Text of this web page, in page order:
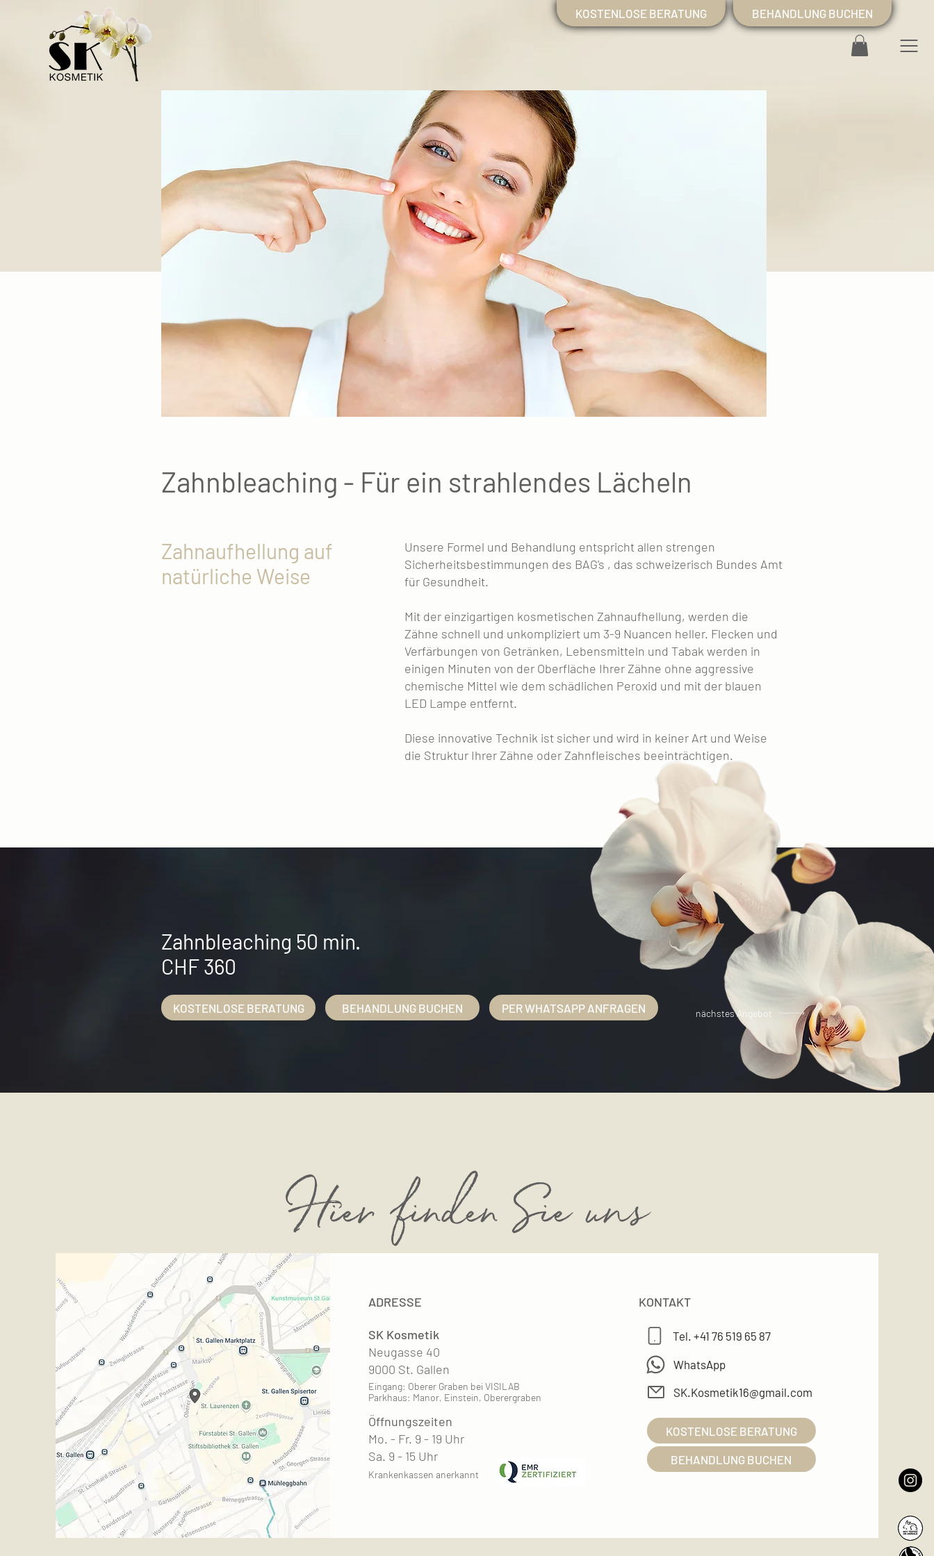
KOSTENLOSE BERATUNG BEHANDLUNG BUCHEN
Zahnbleaching - Für ein strahlendes Lächeln
Zahnaufhellung auf
natürliche Weise
Unsere Formel und Behandlung entspricht allen strengen
Sicherheitsbestimmungen des BAG's , das schweizerisch Bundes Amt
für Gesundheit.
Mit der einzigartigen kosmetischen Zahnaufhellung, werden die
Zähne schnell und unkompliziert um 3-9 Nuancen heller. Flecken und
Verfärbungen von Getränken, Lebensmitteln und Tabak werden in
einigen Minuten von der Oberfläche Ihrer Zähne ohne aggressive
chemische Mittel wie dem schädlichen Peroxid und mit der blauen
LED Lampe entfernt.
Diese innovative Technik ist sicher und wird in keiner Art und Weise
die Struktur Ihrer Zähne oder Zahnfleisches beeinträchtigen.
Zahnbleaching 50 min.
CHF 360
KOSTENLOSE BERATUNG BEHANDLUNG BUCHEN PER WHATSAPP ANFRAGEN nächstes Angebot
Hier finden Sie uns
SK Kosmetik
Neugasse 40
9000 St. Gallen
Eingang: Oberer Graben bei VISILAB
Parkhaus: Manor, Einstein, Oberergraben
Öffnungszeiten
Mo. - Fr. 9 - 19 Uhr
Sa. 9 - 15 Uhr
Krankenkassen anerkannt
KONTAKT
Tel. +41 76 519 65 87
WhatsApp
SK.Kosmetik16@gmail.com
KOSTENLOSE BERATUNG
BEHANDLUNG BUCHEN
ADRESSE